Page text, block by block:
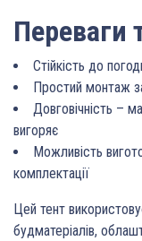
Переваги
Стійкість до
Простий монтаж
Довговічність –
вигоряє
Можливість
комплектації
Цей тент
будматеріалів,